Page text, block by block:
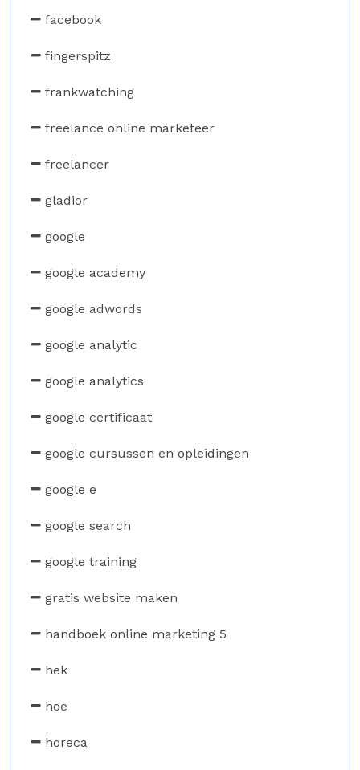
facebook
fingerspitz
frankwatching
freelance online marketeer
freelancer
gladior
google
google academy
google adwords
google analytic
google analytics
google certificaat
google cursussen en opleidingen
google e
google search
google training
gratis website maken
handboek online marketing 5
hek
hoe
horeca